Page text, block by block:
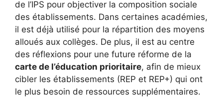
de l’IPS pour objectiver la composition sociale
des établissements. Dans certaines académies,
il est déjà utilisé pour la répartition des moyens
alloués aux collèges. De plus, il est au centre
des réflexions pour une future réforme de la
carte de l’éducation prioritaire, afin de mieux
cibler les établissements (REP et REP+) qui ont
le plus besoin de ressources supplémentaires.